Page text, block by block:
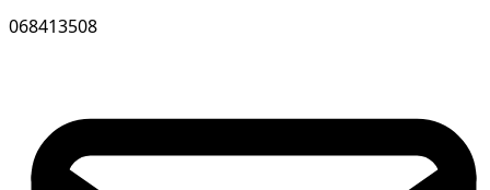
068413508